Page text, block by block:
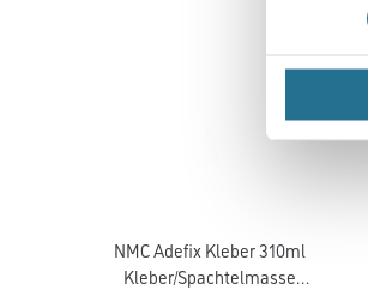
NMC Adefix Kleber 310ml
Kleber/Spachtelmasse